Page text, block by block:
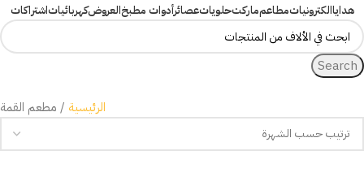
هداياالكترونياتمطاعمماركتحلوياتعصائرأدوات مطبخالعروضكهربائياتاشتراكات
Search
الرئيسية مطعم القمة